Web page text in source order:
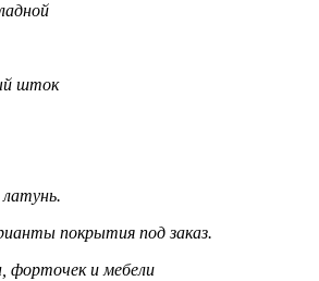
шток
покрытия под заказ.
форточек и мебели